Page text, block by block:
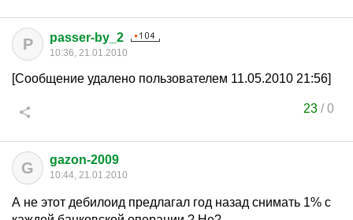
P passer-by_2
10:36, 21.01.2010
[Сообщение удалено пользователем 11.05.2010 21:56]
23 /0
G gazon-2009
10:44, 21.01.2010
А не этот дебилоид предлагал год назад снимать 1% с